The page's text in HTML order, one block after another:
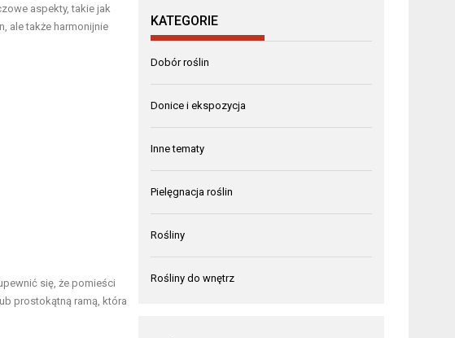
aspekty, takie jak
ale także harmonijnie
się, że pomieści
prostokątną ramą, która
KATEGORIE
Dobór roślin
Donice i ekspozycja
Inne tematy
Pielęgnacja roślin
Rośliny
Rośliny do wnętrz